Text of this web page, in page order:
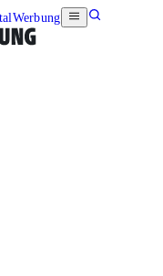
Werbung